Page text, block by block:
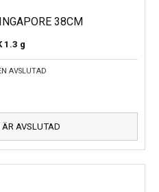
38CM
1.3 g
AVSLUTAD
AVSLUTAD